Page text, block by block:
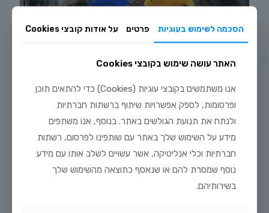
רביית ציקלידים אפריקניים בבית: מדריך טיפוח מלא
לקריאה נוספת
הסכמה לשימוש בעוגיות פרטים על אודות קובצי Cookies
האתר עושה שימוש בקובצי Cookies
אנו משתמשים בקובצי עוגיות (Cookies) כדי להתאים תוכן
ופרסומות, לספק אפשרויות שיתוף ברשתות חברתיות
ולנתח את תנועת הגולשים באתר. בנוסף, אנו משתפים
מידע על השימוש שלך באתר עם שותפינו לפרסום, רשתות
חברתיות וכלי אנליטיקה, אשר עשויים לשלב אותו עם מידע
נוסף שמסרת להם או שנאסף כתוצאה מהשימוש שלך
בשירותיהם.